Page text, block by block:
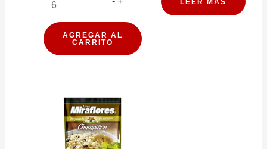
SOLIDO
EN
cantidad
AGREGAR AL
CARRITO